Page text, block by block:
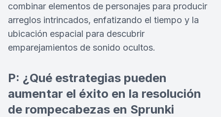
combinar elementos de personajes para producir
arreglos intrincados, enfatizando el tiempo y la
ubicación espacial para descubrir
emparejamientos de sonido ocultos.
P: ¿Qué estrategias pueden
aumentar el éxito en la resolución
de rompecabezas en Sprunki